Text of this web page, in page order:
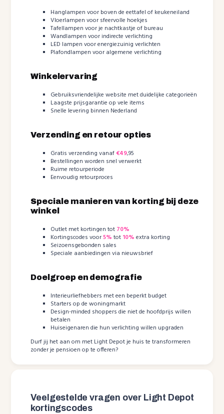
Hanglampen voor boven de eettafel of keukeneiland
Vloerlampen voor sfeervolle hoekjes
Tafellampen voor je nachtkastje of bureau
Wandlampen voor indirecte verlichting
LED lampen voor energiezuinig verlichten
Plafondlampen voor algemene verlichting
Winkelervaring
Gebruiksvriendelijke website met duidelijke categorieën
Laagste prijsgarantie op vele items
Snelle levering binnen Nederland
Verzending en retour opties
Gratis verzending vanaf€49,95
Bestellingen worden snel verwerkt
Ruime retourperiode
Eenvoudig retourproces
Speciale manieren van korting bij deze
winkel
Outlet met kortingen tot 70%
Kortingscodes voor5% tot 10% extra korting
Seizoensgebonden sales
Speciale aanbiedingen via nieuwsbrief
Doelgroep en demografie
Interieurliefhebbers met een beperkt budget
Starters op de woningmarkt
Design-minded shoppers die niet de hoofdprijs willen
betalen
Huiseigenaren die hun verlichting willen upgraden
Durf jij het aan om met Light Depot je huis te transformeren
zonder je pensioen op te offeren?
Veelgestelde vragen over Light Depot
kortingscodes